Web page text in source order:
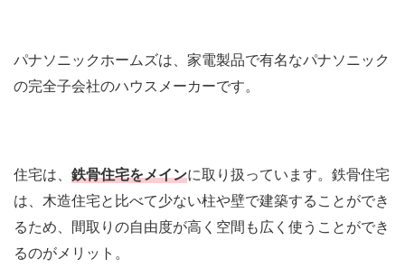
パナソニックホームズは、家電製品で有名なパナソニック
の完全子会社のハウスメーカーです。
住宅は、 鉄骨住宅をメインに取り扱っています。鉄骨住宅
は、木造住宅と比べて少ない柱や壁で建築することができ
るため、間取りの自由度が高く空間も広く使うことができ
るのがメリット。